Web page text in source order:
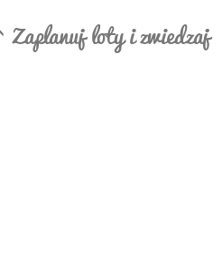
Zaplanuj loty i zwiedzaj